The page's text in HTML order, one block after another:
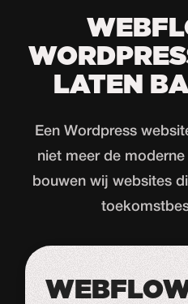
LATEN
Een Wordpress
niet meer de
bouwen wij websites